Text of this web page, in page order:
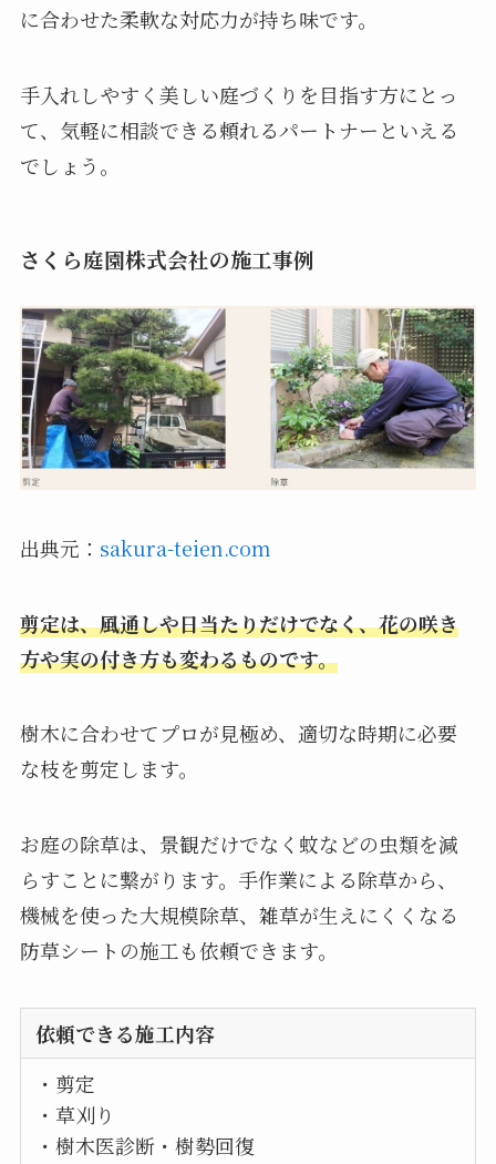
に合わせた柔軟な対応力が持ち味です。
手入れしやすく美しい庭づくりを目指す方にとっ
て、気軽に相談できる頼れるパートナーといえる
でしょう。
さくら庭園株式会社の施工事例
出典元： sakura-teien.com
剪定は、風通しや日当たりだけでなく、花の咲き
方や実の付き方も変わるものです。
樹木に合わせてプロが見極め、適切な時期に必要
な枝を剪定します。
お庭の除草は、景観だけでなく蚊などの虫類を減
らすことに繋がります。手作業による除草から、
機械を使った大規模除草、雑草が生えにくくなる
防草シートの施工も依頼できます。
依頼できる施工内容
・剪定
・草刈り
・樹木医診断・樹勢回復